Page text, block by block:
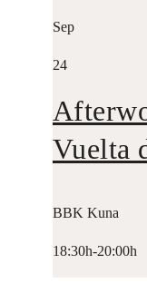
Sep
24
Vuelta
BBK Kuna
18:30h-20:00h